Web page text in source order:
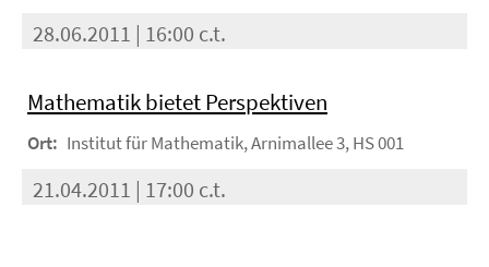
28.06.2011 | 16:00 c.t.
Mathematik bietet Perspektiven
Ort: Institut für Mathematik, Arnimallee 3, HS 001
21.04.2011 | 17:00 c.t.